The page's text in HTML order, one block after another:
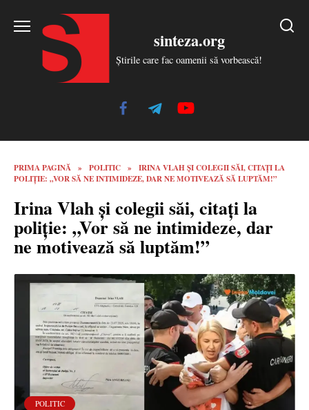
sinteza.org
Știrile care fac oamenii să vorbească!
PRIMA PAGINĂ » POLITIC »
IRINA VLAH ȘI COLEGII SĂI, CITAȚI LA
POLIȚIE: „VOR SĂ NE INTIMIDEZE, DAR NE MOTIVEAZĂ SĂ LUPTĂM!”
Irina Vlah și colegii săi, citați la
poliție: „Vor să ne intimideze, dar
ne motivează să luptăm!”
POLITIC